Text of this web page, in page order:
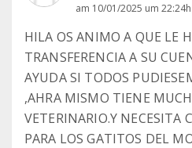
am 10/01/2025 um 22:24h
HILA OS ANIMO A QUE LE
TRANSFERENCIA A SU
AYUDA SI TODOS
,AHRA MISMO TIENE
VETERINARIO.Y NECESITA
PARA LOS GATITOS DEL